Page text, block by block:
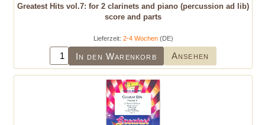
Greatest Hits vol.7: for 2 clarinets and piano (percussion ad lib)
score and parts
Lieferzeit: 2-4 Wochen(DE)
In den Warenkorb Ansehen